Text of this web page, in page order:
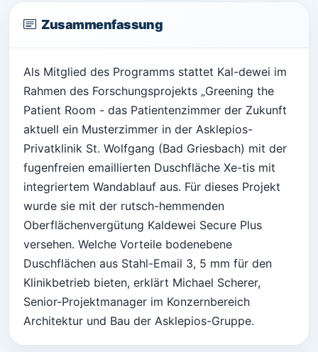
Zusammenfassung
Als Mitglied des Programms stattet Kal-dewei im
Rahmen des Forschungsprojekts „Greening the
Patient Room - das Patientenzimmer der Zukunft
aktuell ein Musterzimmer in der Asklepios-
Privatklinik St. Wolfgang (Bad Griesbach) mit der
fugenfreien emaillierten Duschfläche Xe-tis mit
integriertem Wandablauf aus. Für dieses Projekt
wurde sie mit der rutsch-hemmenden
Oberflächenvergütung Kaldewei Secure Plus
versehen. Welche Vorteile bodenebene
Duschflächen aus Stahl-Email 3, 5 mm für den
Klinikbetrieb bieten, erklärt Michael Scherer,
Senior-Projektmanager im Konzernbereich
Architektur und Bau der Asklepios-Gruppe.